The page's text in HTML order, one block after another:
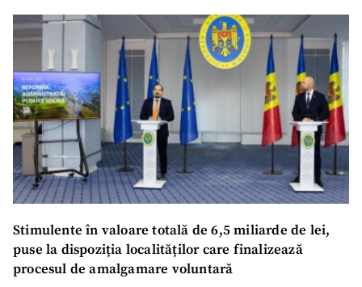
Stimulente în valoare totală de 6,5 miliarde de lei,
puse la dispoziția localităților care finalizează
procesul de amalgamare voluntară